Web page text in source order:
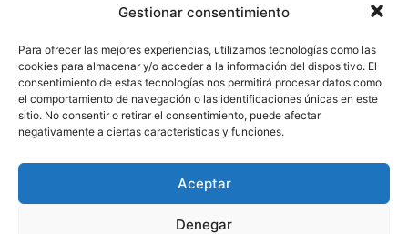
Gestionar consentimiento
Para ofrecer las mejores experiencias, utilizamos tecnologías como las
cookies para almacenar y/o acceder a la información del dispositivo. El
consentimiento de estas tecnologías nos permitirá procesar datos como
el comportamiento de navegación o las identificaciones únicas en este
sitio. No consentir o retirar el consentimiento, puede afectar
negativamente a ciertas características y funciones.
Aceptar
Denegar